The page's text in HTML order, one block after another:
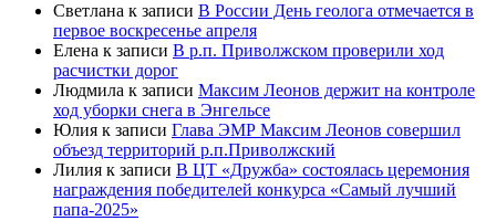
Светлана к записи В России День геолога отмечается в
первое воскресенье апреля
Елена к записи В р.п. Приволжском проверили ход
расчистки дорог
Людмила к записи Максим Леонов держит на контроле
ход уборки снега в Энгельсе
Юлия к записи Глава ЭМР Максим Леонов совершил
объезд территорий р.п.Приволжский
Лилия к записи В ЦТ «Дружба» состоялась церемония
награждения победителей конкурса «Самый лучший
папа-2025»